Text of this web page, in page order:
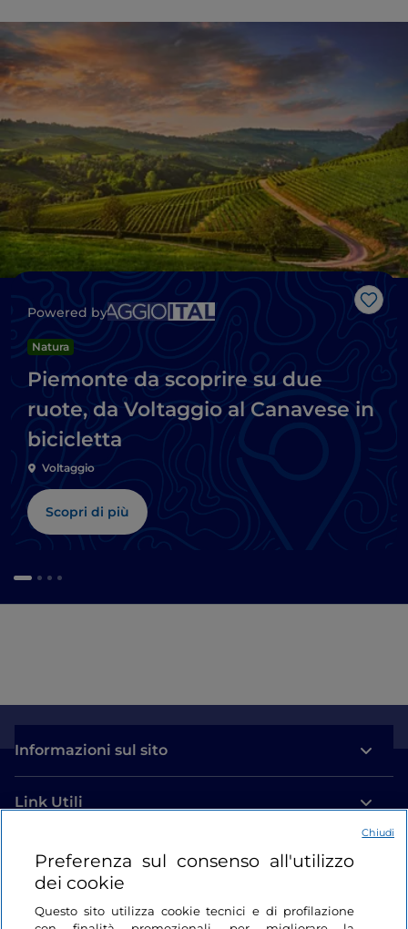
Like
Powered by
Natura
Piemonte da scoprire su due
ruote, da Voltaggio al Canavese in
bicicletta
Voltaggio
Scopri di più
Informazioni sul sito
Link Utili
Login
Restiamo in contatto
Preferenza sul consenso all'utilizzo
dei cookie
Questo sito utilizza cookie tecnici e di profilazione
Chiudi